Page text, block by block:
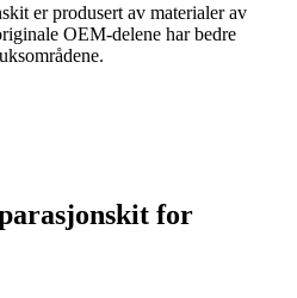
er produsert av materialer av
OEM-delene har bedre
for